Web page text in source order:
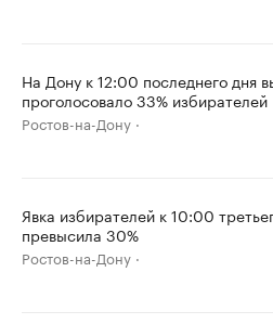
На Дону к 12:00 последнего дня
проголосовало 33% избирателей
Ростов-на-Дону
Явка избирателей к 10:00
превысила 30%
Ростов-на-Дону